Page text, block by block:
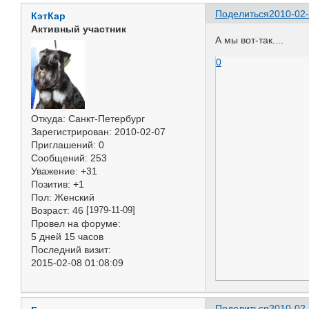
Поделиться2010-
КэтКар
Активный участник
Откуда: Санкт-Петербург
Зарегистрирован: 2010-02-07
Приглашений: 0
Сообщений: 253
Уважение: +31
Позитив: +1
Пол: Женский
Возраст: 46 [1979-11-09]
Провел на форуме:
5 дней 15 часов
Последний визит:
2015-02-08 01:08:09
А мы вот-так....
0